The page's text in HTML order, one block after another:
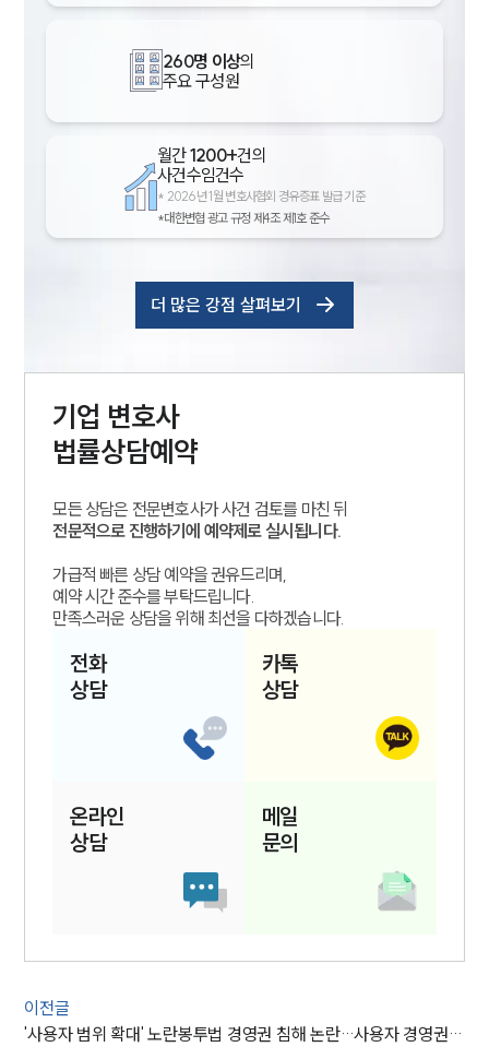
260명 이상의
주요 구성원
월간1200+건의
사건수임건수
* 2026년 1월 변호사협회 경유증표 발급 기준
*대한변협 광고 규정 제4조 제1호 준수
더 많은 강점 살펴보기
기업 변호사
법률상담예약
모든 상담은 전문변호사가 사건 검토를 마친 뒤
전문적으로 진행하기에 예약제로 실시됩니다.
가급적 빠른 상담 예약을 권유드리며,
예약 시간 준수를 부탁드립니다.
만족스러운 상담을 위해 최선을 다하겠습니다.
전화
상담
카톡
상담
온라인
상담
메일
문의
이전글
'사용자 범위 확대' 노란봉투법 경영권 침해 논란…사용자 경영권 지키는 노동조합법 개정안 발의